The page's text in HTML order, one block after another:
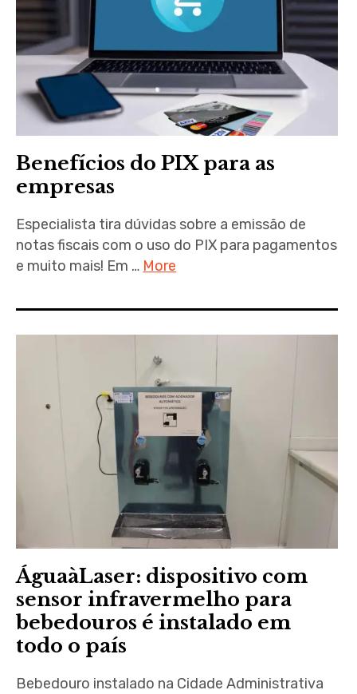
Benefícios do PIX para as
empresas
Especialista tira dúvidas sobre a emissão de
notas fiscais com o uso do PIX para pagamentos
e muito mais! Em … More
ÁguaàLaser: dispositivo com
sensor infravermelho para
bebedouros é instalado em
todo o país
Bebedouro instalado na Cidade Administrativa